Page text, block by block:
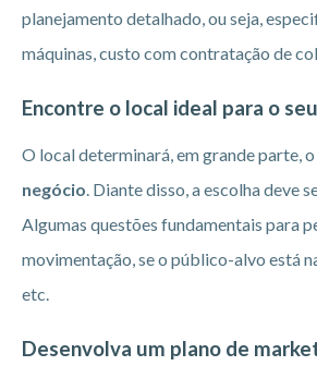
planejamento detalhado, ou seja,
máquinas, custo com contratação de
Encontre o local ideal para o
O local determinará, em grande parte, o
negócio . Diante disso, a escolha deve
Algumas questões fundamentais para
movimentação, se o público-alvo está
etc.
Desenvolva um plano de